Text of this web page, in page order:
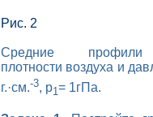
Рис. 2
Средние профили
плотности воздуха и
г.·см.-3, p1 = 1гПa.